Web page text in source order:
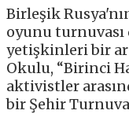
Birleşik
oyunu turnuvası
yetişkinleri bir
Okulu, “Birinci
aktivistler
bir Şehir